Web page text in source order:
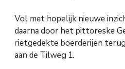
Vol met hopelijk nieuwe
daarna door het pittoreske
rietgedekte boerderijen
aan de Tilweg 1.